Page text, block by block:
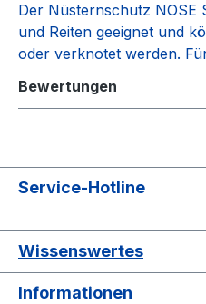
Der Nüsternschutz NOSE
und Reiten geeignet und
oder verknotet werden.
Bewertungen
Service-Hotline
Wissenswertes
Informationen